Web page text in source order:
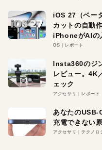
iOS 27（ベー
カットの自動
iPhoneがAIの
OS レポート
Insta360のジ
レビュー。4K
ェック
アクセサリ レポート
あなたのUSB-
充電できない
アクセサリ テクノロ